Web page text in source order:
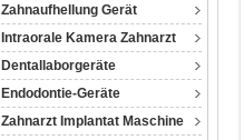
Zahnaufhellung Gerät
Intraorale Kamera Zahnarzt
Dentallaborgeräte
Endodontie-Geräte
Zahnarzt Implantat Maschine